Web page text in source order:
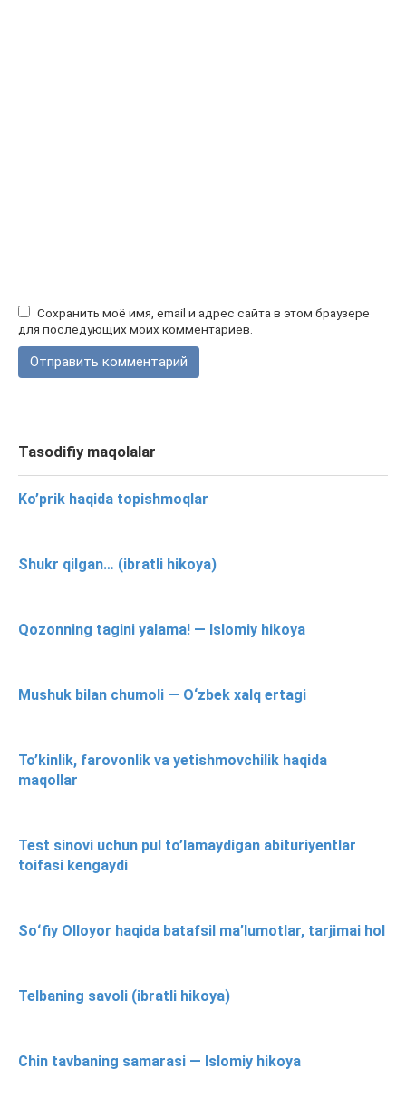
Сохранить моё имя, email и адрес сайта в этом браузере
для последующих моих комментариев.
Tasodifiy maqolalar
Ko’prik haqida topishmoqlar
Shukr qilgan… (ibratli hikoya)
Qozonning tagini yalama! — Islomiy hikoya
Mushuk bilan chumoli — O‘zbek xalq ertagi
To’kinlik, farovonlik va yetishmovchilik haqida
maqollar
Test sinovi uchun pul to’lamaydigan abituriyentlar
toifasi kengaydi
Soʻfiy Olloyor haqida batafsil ma’lumotlar, tarjimai hol
Telbaning savoli (ibratli hikoya)
Chin tavbaning samarasi — Islomiy hikoya